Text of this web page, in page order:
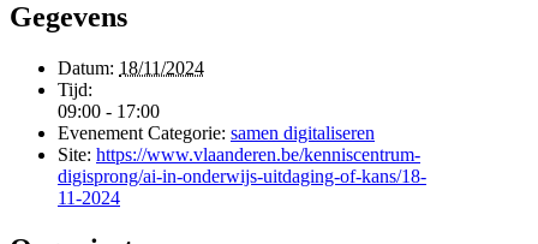
Gegevens
Datum: 18/11/2024
Tijd:
09:00 - 17:00
Evenement Categorie: samen digitaliseren
Site: https://www.vlaanderen.be/kenniscentrum-
digisprong/ai-in-onderwijs-uitdaging-of-kans/18-
11-2024